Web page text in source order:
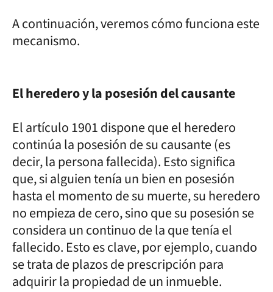
A continuación, veremos cómo funciona este
mecanismo.
El heredero y la posesión del causante
El artículo 1901 dispone que el heredero
continúa la posesión de su causante (es
decir, la persona fallecida). Esto significa
que, si alguien tenía un bien en posesión
hasta el momento de su muerte, su heredero
no empieza de cero, sino que su posesión se
considera un continuo de la que tenía el
fallecido. Esto es clave, por ejemplo, cuando
se trata de plazos de prescripción para
adquirir la propiedad de un inmueble.